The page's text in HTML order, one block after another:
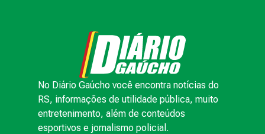
No Diário Gaúcho você encontra notícias do
RS, informações de utilidade pública, muito
entretenimento, além de conteúdos
esportivos e jornalismo policial.